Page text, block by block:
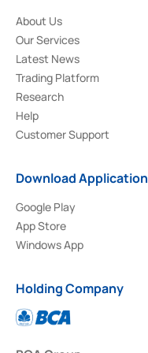
About Us
Our Services
Latest News
Trading Platform
Research
Help
Customer Support
Download Application
Google Play
App Store
Windows App
Holding Company